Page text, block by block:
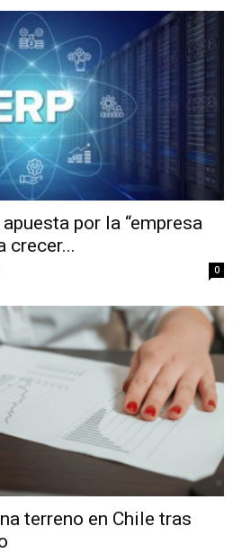
por la “empresa
crecer...
0
terreno en Chile tras